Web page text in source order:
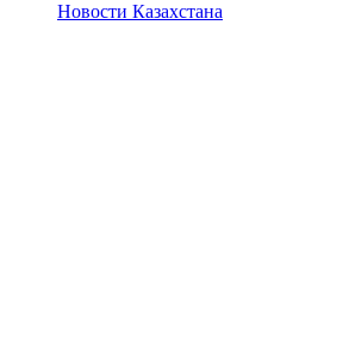
Новости Казахстана